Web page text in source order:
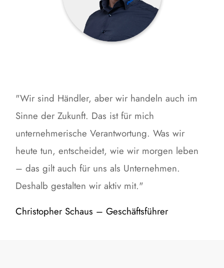
"Wir sind Händler, aber wir handeln auch im
Sinne der Zukunft. Das ist für mich
unternehmerische Verantwortung. Was wir
heute tun, entscheidet, wie wir morgen leben
– das gilt auch für uns als Unternehmen.
Deshalb gestalten wir aktiv mit."
Christopher Schaus – Geschäftsführer